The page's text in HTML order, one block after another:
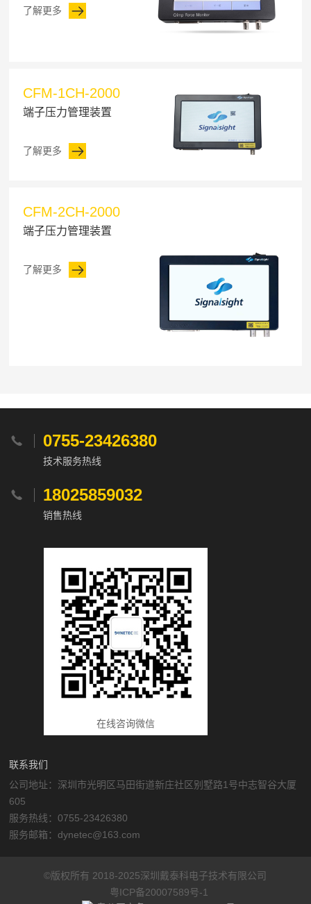
了解更多
CFM-1CH-2000
端子压力管理装置
了解更多
CFM-2CH-2000
端子压力管理装置
了解更多
 0755-23426380
技术服务热线
 18025859032
销售热线
在线咨询微信
联系我们
公司地址：深圳市光明区马田街道新庄社区别墅路1号中志智谷大厦
605
服务热线：0755-23426380
服务邮箱：dynetec@163.com
©版权所有 2018-2025深圳戴泰科电子技术有限公司
粤ICP备20007589号-1